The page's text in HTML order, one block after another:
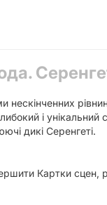
і унікальний
дикі Серенгеті.
Картки